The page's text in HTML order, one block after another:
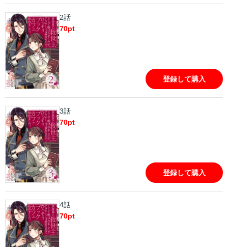
2話
70pt
登録して購入
3話
70pt
登録して購入
4話
70pt